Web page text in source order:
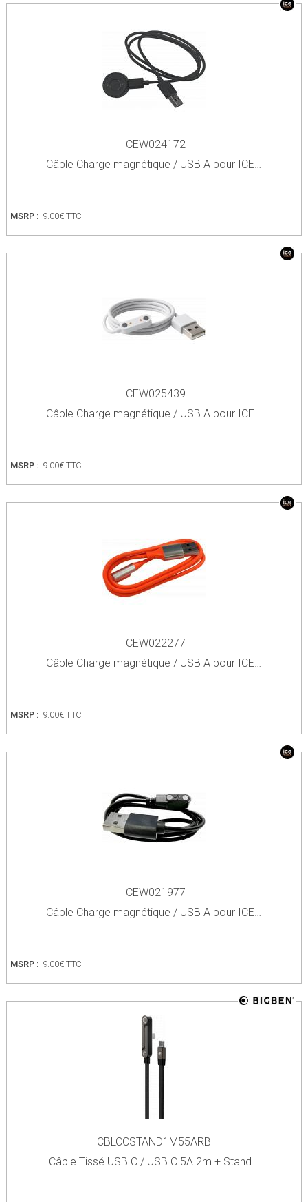
ICEW024172
Câble Charge magnétique / USB A pour ICE…
MSRP : 9.00€ TTC
ICEW025439
Câble Charge magnétique / USB A pour ICE…
MSRP : 9.00€ TTC
ICEW022277
Câble Charge magnétique / USB A pour ICE…
MSRP : 9.00€ TTC
ICEW021977
Câble Charge magnétique / USB A pour ICE…
MSRP : 9.00€ TTC
CBLCCSTAND1M55ARB
Câble Tissé USB C / USB C 5A 2m + Stand…